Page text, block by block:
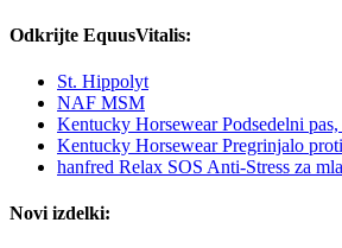
Odkrijte EquusVitalis:
St. Hippolyt
NAF MSM
Kentucky Horsewear Podsedelni
Kentucky Horsewear Pregrinjalo
hanfred Relax SOS Anti-Stress za
Novi izdelki: